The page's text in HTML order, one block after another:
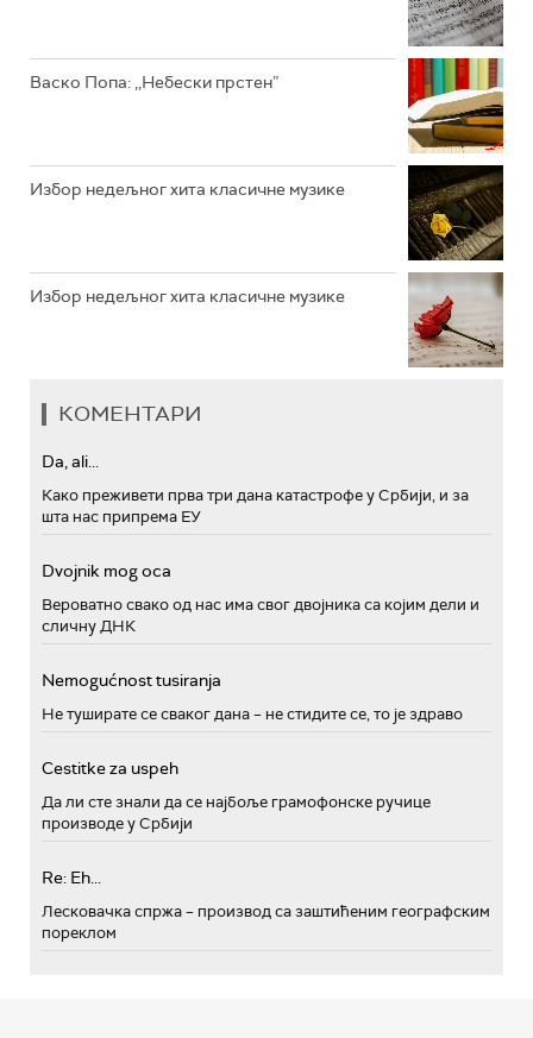
Васко Попа: ,,Небески прстен”
Избор недељног хита класичне музике
Избор недељног хита класичне музике
КОМЕНТАРИ
Da, ali...
Како преживети прва три дана катастрофе у Србији, и за
шта нас припрема ЕУ
Dvojnik mog oca
Вероватно свако од нас има свог двојника са којим дели и
сличну ДНК
Nemogućnost tusiranja
Не туширате се сваког дана – не стидите се, то је здраво
Cestitke za uspeh
Да ли сте знали да се најбоље грамофонске ручице
производе у Србији
Re: Eh...
Лесковачка спржа – производ са заштићеним географским
пореклом